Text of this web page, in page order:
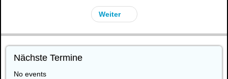
Weiter
Nächste Termine
No events